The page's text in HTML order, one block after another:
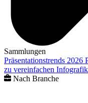
Sammlungen
Präsentationstrends 2026
zu vereinfachen
Nach Branche